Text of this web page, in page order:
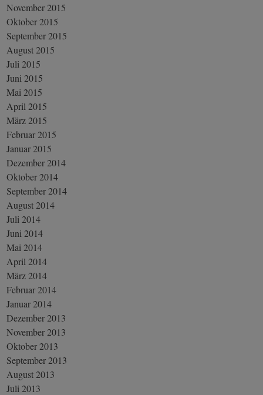
November 2015
Oktober 2015
September 2015
August 2015
Juli 2015
Juni 2015
Mai 2015
April 2015
März 2015
Februar 2015
Januar 2015
Dezember 2014
Oktober 2014
September 2014
August 2014
Juli 2014
Juni 2014
Mai 2014
April 2014
März 2014
Februar 2014
Januar 2014
Dezember 2013
November 2013
Oktober 2013
September 2013
August 2013
Juli 2013